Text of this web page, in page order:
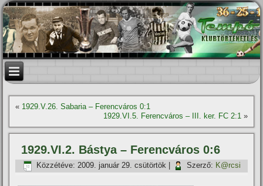
« 1929.V.26. Sabaria – Ferencváros 0:1
1929.VI.5. Ferencváros – III. ker. FC 2:1»
1929.VI.2. Bástya – Ferencváros 0:6
Közzétéve: 2009. január 29. csütörtök Szerző: K@rcsi